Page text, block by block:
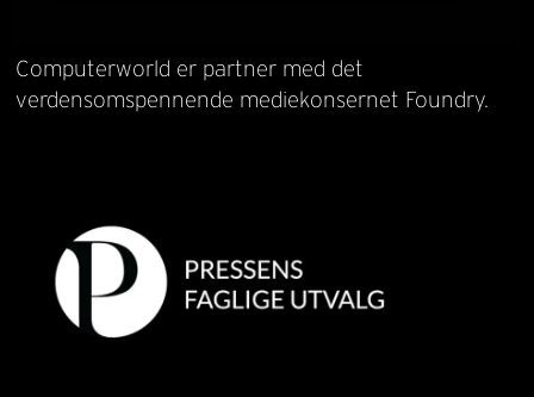
Computerworld er partner med det
verdensomspennende mediekonsernet Foundry.